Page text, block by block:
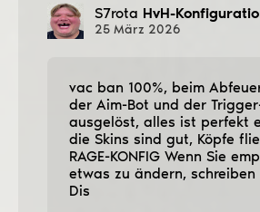
S7rota HvH-
25 März 2026
vac ban 100%, beim
der Aim-Bot und der
ausgelöst, alles ist perfekt
die Skins sind gut, Köpfe
RAGE-KONFIG Wenn Sie
etwas zu ändern, schreiben
Dis